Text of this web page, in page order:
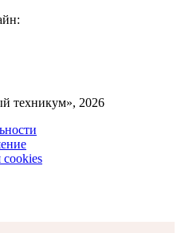
техникум», 2026
cookies